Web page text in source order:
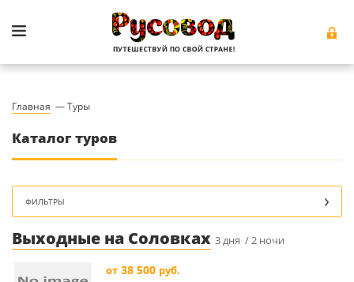
Главная —Туры
Каталог туров
ФИЛЬТРЫ
Выходные на Соловках 3 дня / 2 ночи
от 38 500 руб.